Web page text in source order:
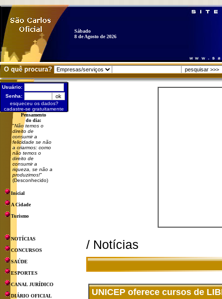
Sábado
8 de Agosto de 2026
O quê procura?
Usuário:
Senha:
esqueceu os dados?
cadastre-se gratuitamente
Pensamento
do dia:
"Não temos o
direito de
consumir a
felicidade se não
a criarmos: como
não temos o
direito de
consumir a
riqueza, se não a
produzimos!"
(Desconhecido)
Inicial
A Cidade
Turismo
NOTÍCIAS
CONCURSOS
SAÚDE
ESPORTES
CANAL JURÍDICO
DIÁRIO OFICIAL
/ Notícias
UNICEP oferece cursos de